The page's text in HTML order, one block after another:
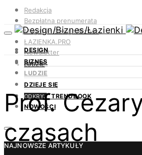
Redakcja
Bezpłatna prenumerata
Magazyn Design/Biznes
ŁAZIENKA.PRO
Newsletter
Kontakt
DESIGN
BIZNES
LUDZIE
DZIEJE SIĘ
ODKRYJ TRENDBOOK
NOWOŚCI
NAJNOWSZE ARTYKUŁY
LUDZIE
Prof.
czasach